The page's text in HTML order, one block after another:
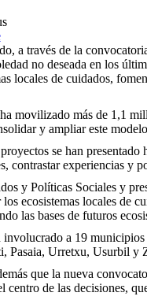
a través de la
no deseada en los
locales de cuidados,
movilizado más de 1,1
y ampliar este
se han
contrastar experiencias y
y Políticas Sociales y
ecosistemas locales de
las bases de futuros
a 19 municipios
Pasaia, Urretxu, Usurbil y
que la nueva
centro de las decisiones,